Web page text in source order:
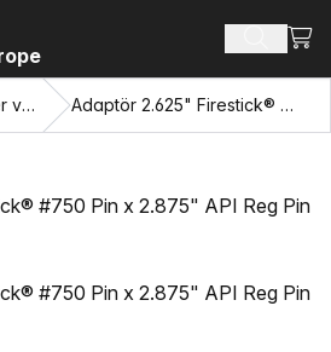
Ürün ara
Adaptörler ve Gözleri Çekme Adaptör 2.625" Firestick® #750 Pin x 2.875" API Reg Pin